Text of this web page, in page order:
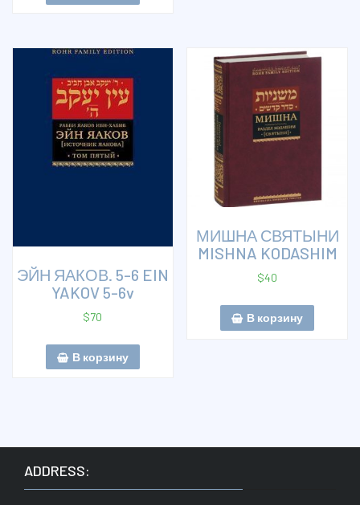
ЭЙН ЯАКОВ. 5-6 EIN
YAKOV 5-6v
$70
В корзину
МИШНА СВЯТЫНИ
MISHNA KODASHIM
$40
В корзину
ADDRESS: